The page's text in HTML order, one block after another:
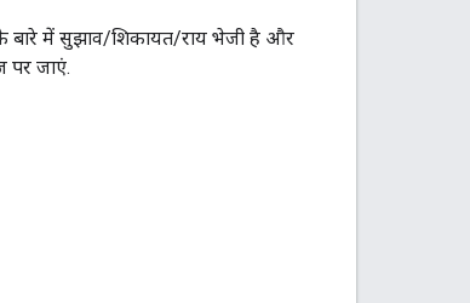
के बारे में सुझाव/शिकायत/राय भेजी है और
पर जाएं.